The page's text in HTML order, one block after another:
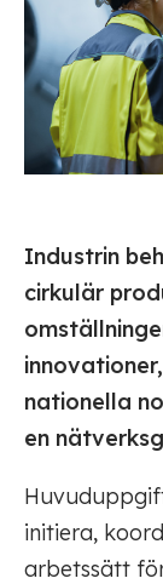
Industrin
cirkulär
nationella
en
initiera,
arbetssätt